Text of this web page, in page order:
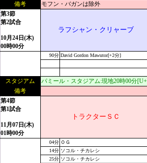
備考
モフン・バガンは除外
第3節
第2試合
10月24日(木)
00時00分
ラフシャン・クリャーブ
90分 David Gordon Mawutor[+2分]
スタジアム
パミール・スタジアム:現地20時00分
備考
第4節
第1試合
11月07日(木)
01時00分
トラクターＳＣ
04分 ＯＧ
14分 ソコル・チカレシ
25分 ソコル・チカレシ